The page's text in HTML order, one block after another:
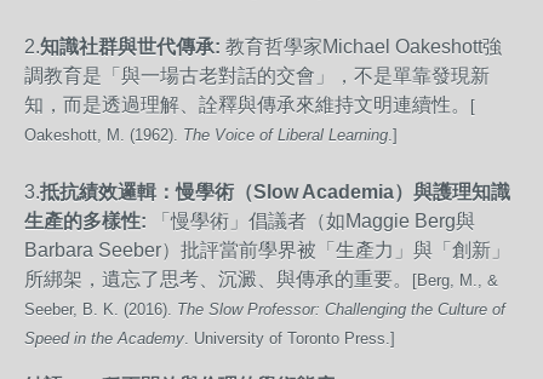
2.知識社群與世代傳承: 教育哲學家Michael Oakeshott強
調教育是「與一場古老對話的交會」，不是單靠發現新
知，而是透過理解、詮釋與傳承來維持文明連續性。
[
Oakeshott, M. (1962). The Voice of Liberal Learning.]
3.抵抗績效邏輯：慢學術（Slow Academia）與護理知識
生產的多樣性: 「慢學術」倡議者（如Maggie Berg與
Barbara Seeber）批評當前學界被「生產力」與「創新」
所綁架，遺忘了思考、沉澱、與傳承的重要。
[Berg, M., &
Seeber, B. K. (2016). The Slow Professor: Challenging the Culture of
Speed in the Academy. University of Toronto Press.]